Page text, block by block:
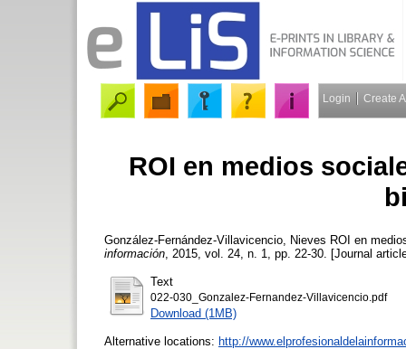
Login Create
ROI en medios
González-Fernández-Villavicencio, Nieves ROI en
información , 2015, vol. 24, n. 1, pp. 22-30. [Journal
Text
022-030_Gonzalez-Fernandez-Villavicencio.pdf
Download (1MB)
Alternative locations: http://